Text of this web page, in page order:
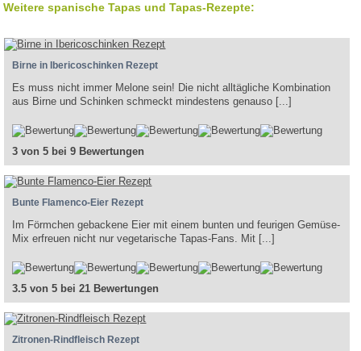
Weitere spanische Tapas und Tapas-Rezepte:
Birne in Ibericoschinken Rezept
Es muss nicht immer Melone sein! Die nicht alltägliche Kombination
aus Birne und Schinken schmeckt mindestens genauso [...]
3 von 5 bei 9 Bewertungen
Bunte Flamenco-Eier Rezept
Im Förmchen gebackene Eier mit einem bunten und feurigen Gemüse-
Mix erfreuen nicht nur vegetarische Tapas-Fans. Mit [...]
3.5 von 5 bei 21 Bewertungen
Zitronen-Rindfleisch Rezept